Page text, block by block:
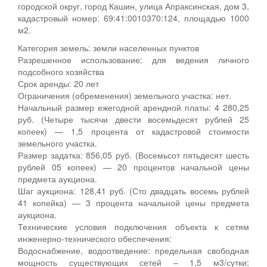
городской округ, город Кашин, улица Апраксинская, дом 3,
кадастровый номер: 69:41:0010370:124, площадью 1000
м2.
Категория земель: земли населенных пунктов
Разрешенное использование: для ведения личного
подсобного хозяйства
Срок аренды: 20 лет
Ограничения (обременения) земельного участка: нет.
Начальный размер ежегодной арендной платы: 4 280,25
руб. (Четыре тысячи двести восемьдесят рублей 25
копеек) — 1,5 процента от кадастровой стоимости
земельного участка.
Размер задатка: 856,05 руб. (Восемьсот пятьдесят шесть
рублей 05 копеек) — 20 процентов начальной цены
предмета аукциона.
Шаг аукциона: 128,41 руб. (Сто двадцать восемь рублей
41 копейка) — 3 процента начальной цены предмета
аукциона.
Технические условия подключения объекта к сетям
инженерно-технического обеспечения:
Водоснабжение, водоотведение: предельная свободная
мощность существующих сетей – 1,5 м3/сутки;